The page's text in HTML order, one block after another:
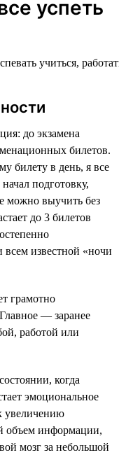
успеть
до экзамена
билетов.
билету в день, я все
подготовку,
можно выучить без
до 3 билетов
известной «ночи
грамотно
— заранее
работой или
когда
эмоциональное
увеличению
объем информации,
мозг за небольшой